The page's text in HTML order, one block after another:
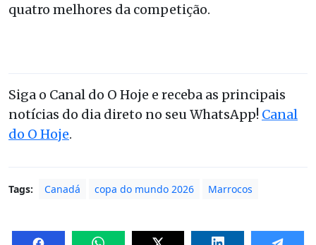
quatro melhores da competição.
Siga o Canal do O Hoje e receba as principais
notícias do dia direto no seu WhatsApp! Canal
do O Hoje.
Tags: Canadá copa do mundo 2026 Marrocos